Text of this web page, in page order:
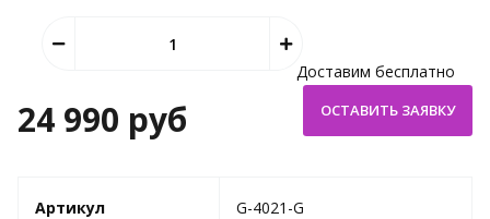
24 990 руб
Доставим бесплатно
Артикул G-4021-G